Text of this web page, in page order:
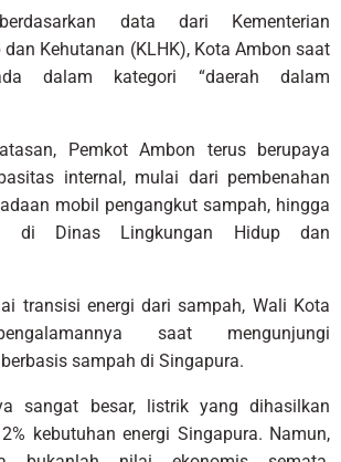
data dari Kementerian
Kehutanan (KLHK), Kota Ambon saat
dalam kategori “daerah dalam
Pemkot Ambon terus berupaya
internal, mulai dari pembenahan
mobil pengangkut sampah, hingga
di Dinas Lingkungan Hidup dan
transisi energi dari sampah, Wali Kota
saat mengunjungi
sampah di Singapura.
sangat besar, listrik yang dihasilkan
kebutuhan energi Singapura. Namun,